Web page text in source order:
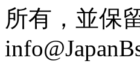
所有，並保